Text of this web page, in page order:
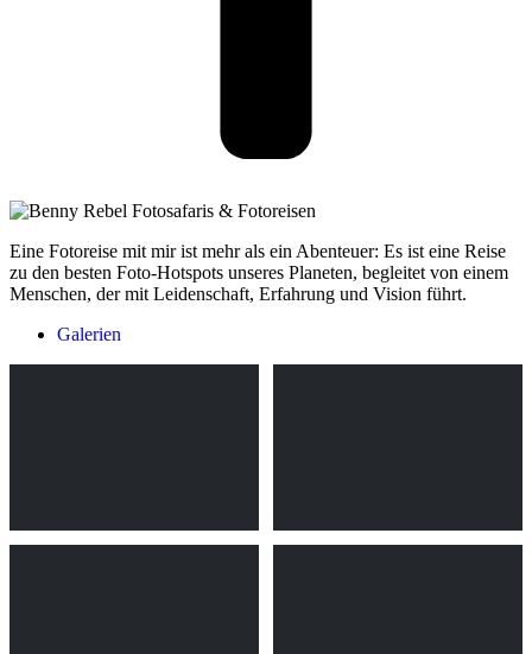
Eine Fotoreise mit mir ist mehr als ein Abenteuer: Es ist eine Reise
zu den besten Foto-Hotspots unseres Planeten, begleitet von einem
Menschen, der mit Leidenschaft, Erfahrung und Vision führt.
Galerien